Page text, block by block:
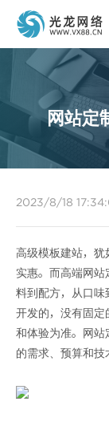
网站定
2023/8/18
高级模板建站，犹
实惠。而高端网站
料到配方，从口味
开发的，没有固定
和体验为准。网站
的需求、预算和技